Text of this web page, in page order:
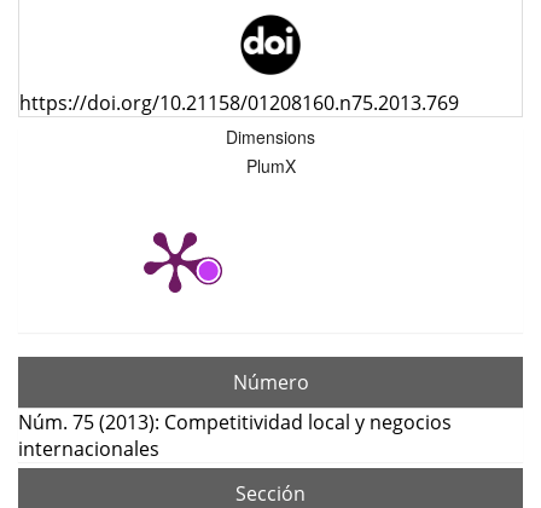
https://doi.org/10.21158/01208160.n75.2013.769
Dimensions
PlumX
Número
Núm. 75 (2013): Competitividad local y negocios
internacionales
Sección